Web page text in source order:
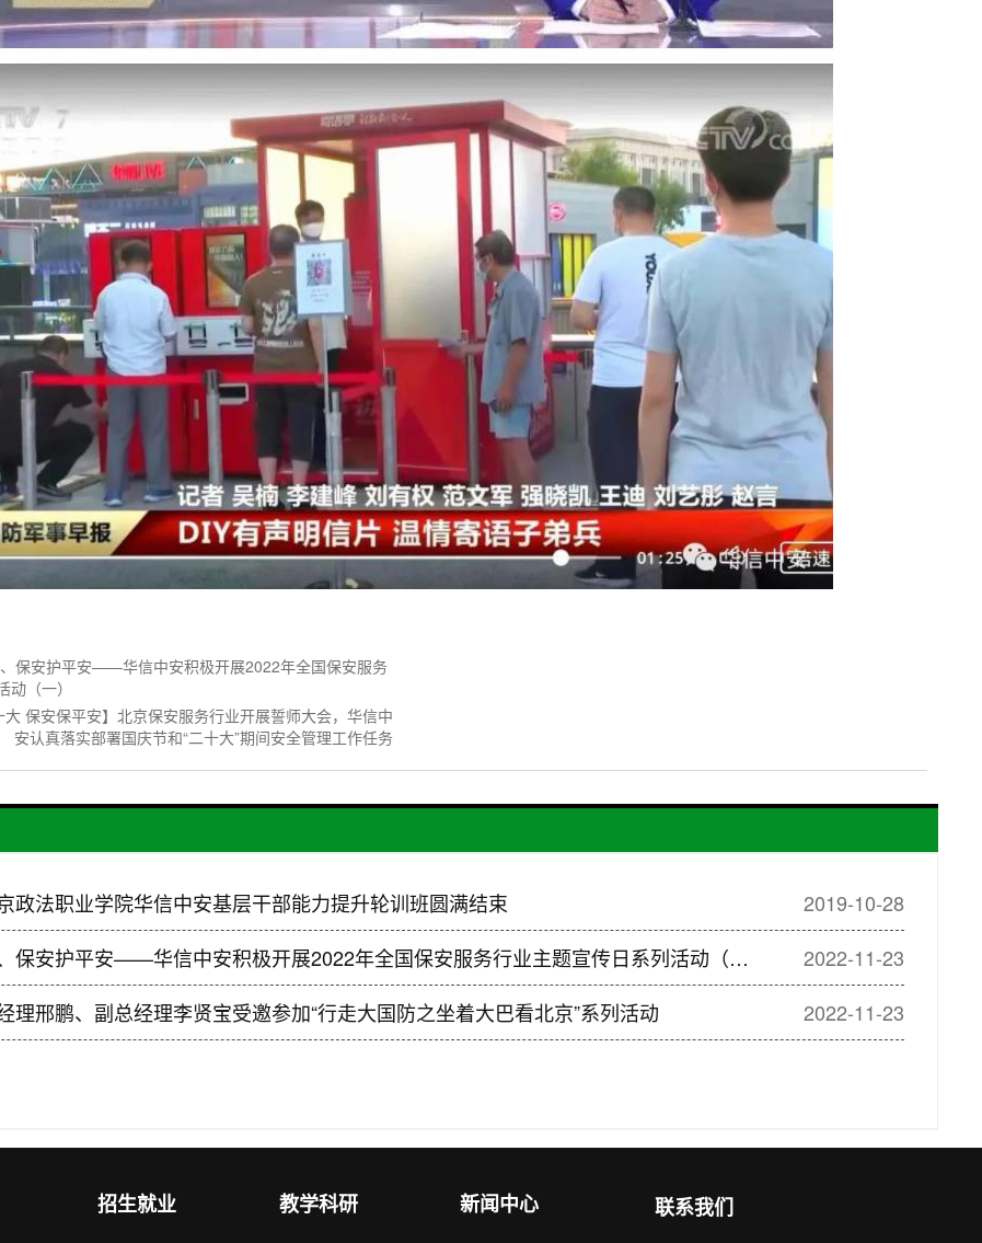
保安护平安——华信中安积极开展2022年全国保安服务
（一）
大 保安保平安】北京保安服务行业开展誓师大会，华信中
安认真落实部署国庆节和“二十大”期间安全管理工作任务
政法职业学院华信中安基层干部能力提升轮训班圆满结束
2019-10-28
保安护平安——华信中安积极开展2022年全国保安服务行业主题宣传日系列活动（一）
2022-11-23
理邢鹏、副总经理李贤宝受邀参加“行走大国防之坐着大巴看北京”系列活动
2022-11-23
招生就业 教学科研 新闻中心 联系我们